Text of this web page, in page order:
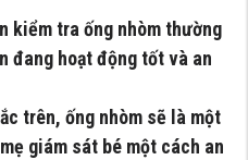
kiểm tra ống nhòm thường
đang hoạt động tốt và an
trên, ống nhòm sẽ là một
giám sát bé một cách an